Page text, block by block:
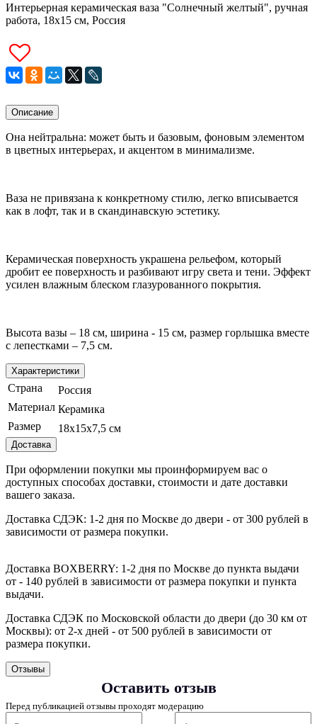
Интерьерная керамическая ваза "Солнечный желтый", ручная
работа, 18х15 см, Россия
Описание
Она нейтральна: может быть и базовым, фоновым элементом
в цветных интерьерах, и акцентом в минимализме.
Ваза не привязана к конкретному стилю, легко вписывается
как в лофт, так и в скандинавскую эстетику.
Керамическая поверхность украшена рельефом, который
дробит ее поверхность и разбивают игру света и тени. Эффект
усилен влажным блеском глазурованного покрытия.
Высота вазы – 18 см, ширина - 15 см, размер горлышка вместе
с лепестками – 7,5 см.
Характеристики
Страна
Россия
Материал Керамика
Размер
18х15х7,5 см
Доставка
При оформлении покупки мы проинформируем вас о
доступных способах доставки, стоимости и дате доставки
вашего заказа.
Доставка СДЭК: 1-2 дня по Москве до двери - от 300 рублей в
зависимости от размера покупки.
Доставка BOXBERRY: 1-2 дня по Москве до пункта выдачи
от - 140 рублей в зависимости от размера покупки и пункта
выдачи.
Доставка СДЭК по Московской области до двери (до 30 км от
Москвы): от 2‑х дней - от 500 рублей в зависимости от
размера покупки.
Отзывы
Оставить отзыв
Перед публикацией отзывы проходят модерацию